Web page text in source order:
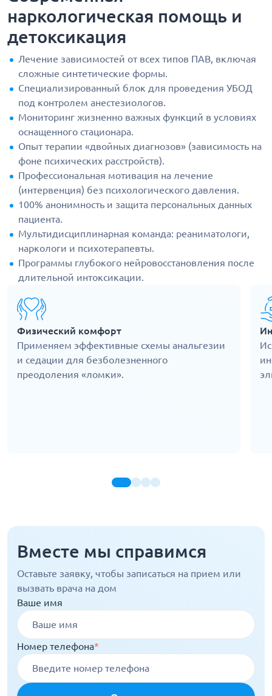
наркологическая помощь и
детоксикация
Лечение зависимостей от всех типов ПАВ, включая
сложные синтетические формы.
Специализированный блок для проведения УБОД
под контролем анестезиологов.
Мониторинг жизненно важных функций в условиях
оснащенного стационара.
Опыт терапии «двойных диагнозов» (зависимость на
фоне психических расстройств).
Профессиональная мотивация на лечение
(интервенция) без психологического давления.
100% анонимность и защита персональных данных
пациента.
Мультидисциплинарная команда: реаниматологи,
наркологи и психотерапевты.
Программы глубокого нейровосстановления после
длительной интоксикации.
Физический комфорт
Применяем эффективные схемы анальгезии
и седации для безболезненного
преодоления «ломки».
Вместе мы справимся
Оставьте заявку, чтобы записаться на прием или
вызвать врача на дом
Ваше имя
Номер телефона*